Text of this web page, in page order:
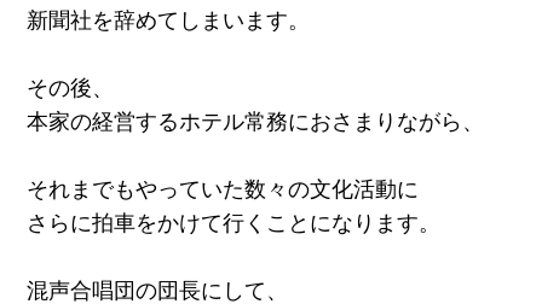
新聞社を辞めてしまいます。
その後、
本家の経営するホテル常務におさまりながら、
それまでもやっていた数々の文化活動に
さらに拍車をかけて行くことになります。
混声合唱団の団長にして、